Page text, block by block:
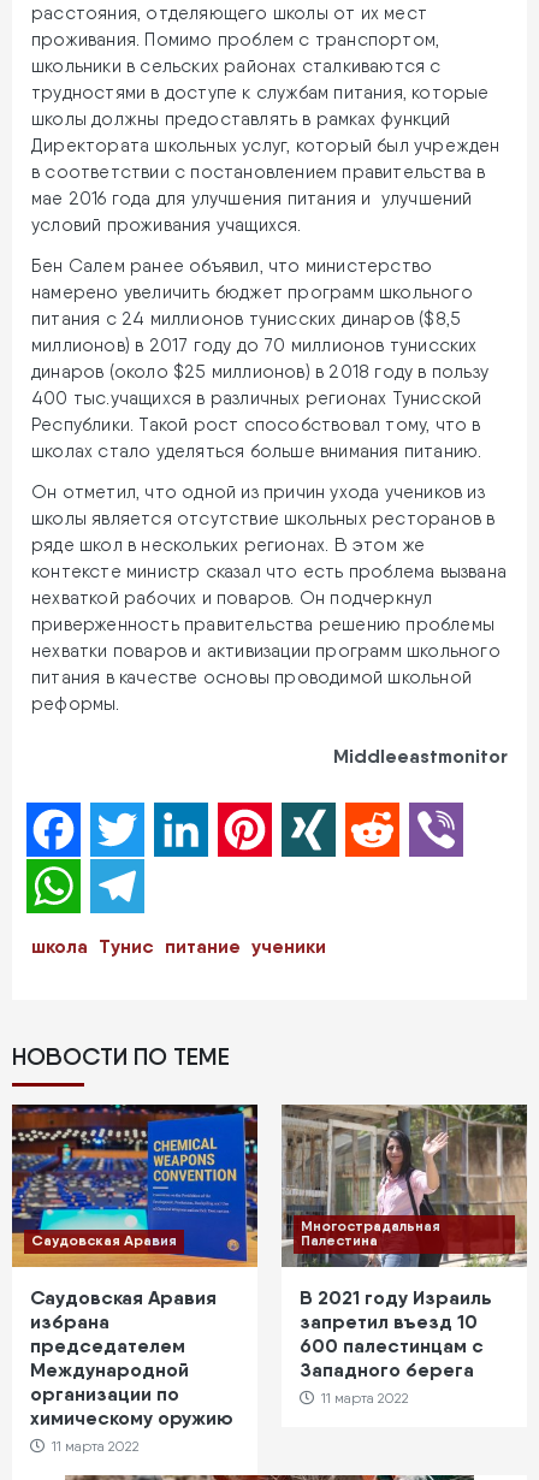
расстояния, отделяющего школы от их мест
проживания. Помимо проблем с транспортом,
школьники в сельских районах сталкиваются с
трудностями в доступе к службам питания, которые
школы должны предоставлять в рамках функций
Директората школьных услуг, который был учрежден
в соответствии с постановлением правительства в
мае 2016 года для улучшения питания и улучшений
условий проживания учащихся.
Бен Салем ранее объявил, что министерство
намерено увеличить бюджет программ школьного
питания с 24 миллионов тунисских динаров ($8,5
миллионов) в 2017 году до 70 миллионов тунисских
динаров (около $25 миллионов) в 2018 году в пользу
400 тыс.учащихся в различных регионах Тунисской
Республики. Такой рост способствовал тому, что в
школах стало уделяться больше внимания питанию.
Он отметил, что одной из причин ухода учеников из
школы является отсутствие школьных ресторанов в
ряде школ в нескольких регионах. В этом же
контексте министр сказал что есть проблема вызвана
нехваткой рабочих и поваров. Он подчеркнул
приверженность правительства решению проблемы
нехватки поваров и активизации программ школьного
питания в качестве основы проводимой школьной
реформы.
Middleeastmonitor
FacebookTwitter LinkedIn Pinterest XING Reddit
WhatsApp
школа Тунис питание ученики
НОВОСТИ ПО ТЕМЕ
Саудовская Аравия
Саудовская Аравия
избрана
председателем
Международной
организации по
химическому оружию
11 марта 2022
Многострадальная
Палестина
В 2021 году Израиль
запретил въезд 10
600 палестинцам с
Западного берега
11 марта 2022